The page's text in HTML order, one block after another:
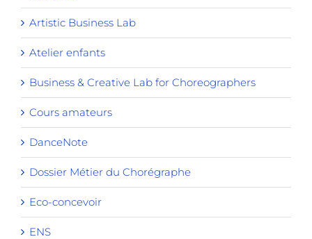
Artistic Business Lab
Atelier enfants
Business & Creative Lab for Choreographers
Cours amateurs
DanceNote
Dossier Métier du Chorégraphe
Eco-concevoir
ENS